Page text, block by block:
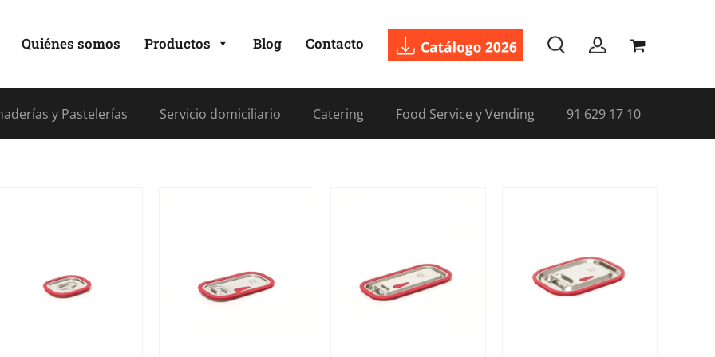
Quiénes somos Productos Blog Contacto
y Pastelerías Servicio domiciliario Catering Food Service y Vending 91 629 17 10